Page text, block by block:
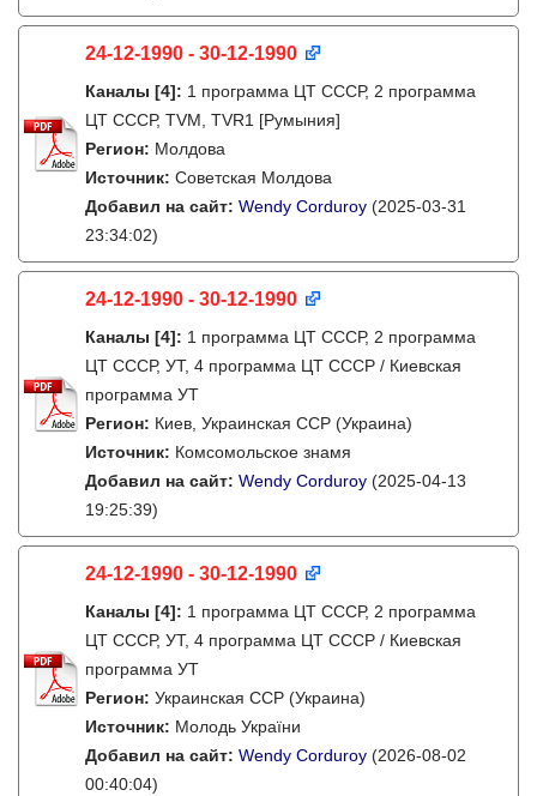
24-12-1990 - 30-12-1990
Каналы [4]: 1 программа ЦТ СССР, 2 программа
ЦТ СССР, TVM, TVR1 [Румыния]
Регион: Молдова
Источник: Советская Молдова
Добавил на сайт: Wendy Corduroy (2025-03-31
23:34:02)
24-12-1990 - 30-12-1990
Каналы [4]: 1 программа ЦТ СССР, 2 программа
ЦТ СССР, УТ, 4 программа ЦТ СССР / Киевская
программа УТ
Регион: Киев, Украинская ССР (Украина)
Источник: Комсомольское знамя
Добавил на сайт: Wendy Corduroy (2025-04-13
19:25:39)
24-12-1990 - 30-12-1990
Каналы [4]: 1 программа ЦТ СССР, 2 программа
ЦТ СССР, УТ, 4 программа ЦТ СССР / Киевская
программа УТ
Регион: Украинская ССР (Украина)
Источник: Молодь України
Добавил на сайт: Wendy Corduroy (2026-08-02
00:40:04)